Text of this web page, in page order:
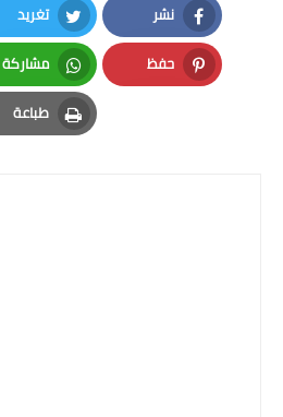
العامة
نشر
Facebook
تغريد
Twitter
حفظ
Pinterest
مشاركة
Whatsapp
طباعة
Print